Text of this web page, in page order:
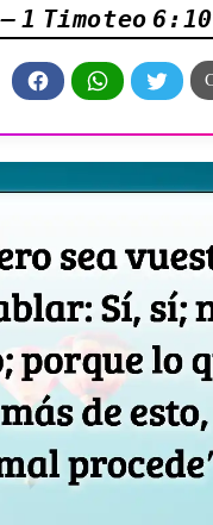
— 1 Timoteo 6:10